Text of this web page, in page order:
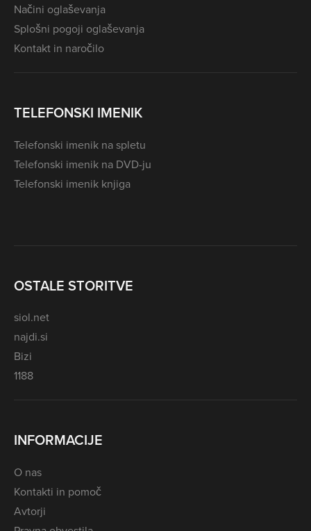
Načini oglaševanja
Splošni pogoji oglaševanja
Kontakt in naročilo
TELEFONSKI IMENIK
Telefonski imenik na spletu
Telefonski imenik na DVD-ju
Telefonski imenik knjiga
OSTALE STORITVE
siol.net
najdi.si
Bizi
1188
INFORMACIJE
O nas
Kontakti in pomoč
Avtorji